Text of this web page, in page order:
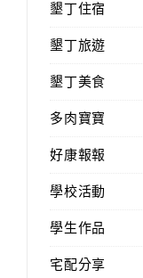
墾丁住宿
墾丁旅遊
墾丁美食
多肉寶寶
好康報報
學校活動
學生作品
宅配分享